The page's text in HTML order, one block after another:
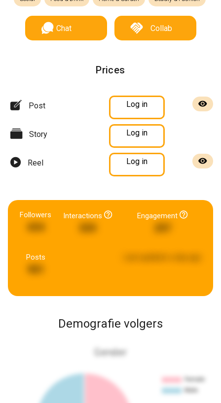
Chat Collab
Prices
Post Log in
Story Log in
Reel Log in
Followers Interactions Engagement
Posts
Demografie volgers
Gender